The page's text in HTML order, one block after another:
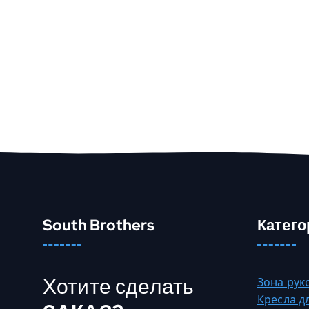
South Brothers
Хотите сделать
Зона
Кресла